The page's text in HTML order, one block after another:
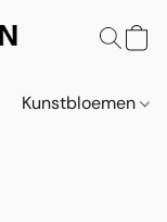
Kunstbloemen